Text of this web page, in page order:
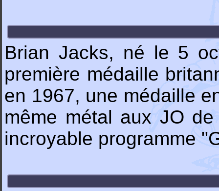
Brian Jacks, né le 5
première médaille
en 1967, une médaille
même métal aux JO
incroyable programme